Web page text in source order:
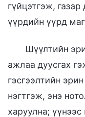
гүйцэтгэж,
үүрдийн үүрд
Шүүлтийн
ажлаа дуусгах
гэсгээлтийн
нэгтгэж, энэ
харуулна;